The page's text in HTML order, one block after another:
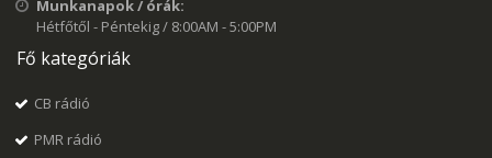
Munkanapok / órák:
Hétfőtől - Péntekig / 8:00AM - 5:00PM
Fő kategóriák
CB rádió
PMR rádió